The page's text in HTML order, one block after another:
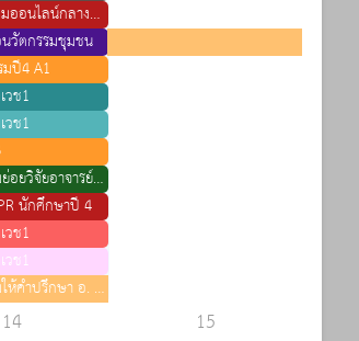
09:00 สอบซ่อมออนไลน์กลางภาค ปี 2 วิชา พยาธิ
วัตกรรมชุมชน
ปี4 A1
วช1
วช1
13:00 เข้ากลุ่มย่อยวิจัยอาจารย์วราภรณ์
นักศึกษาปี 4
วช1
วช1
15:00 เข้ากลุ่มให้คำปรึกษา อ. วัชรี
14 15